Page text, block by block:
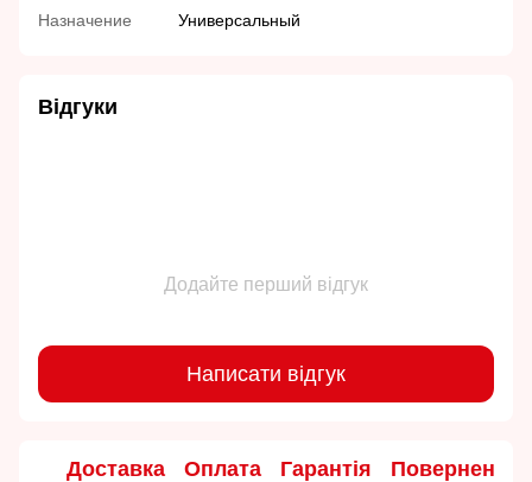
Назначение Универсальный
Відгуки
Додайте перший відгук
Написати відгук
Доставка Оплата Гарантія Повернення